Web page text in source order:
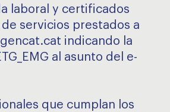
laboral y certificados
servicios prestados a
indicando la
al asunto del e-
que cumplan los